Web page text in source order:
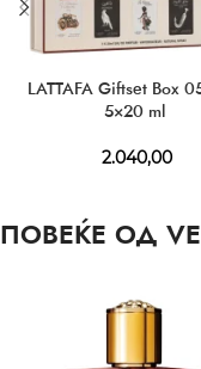
LATTAFA Giftset Box
5×20 ml
2.040,00
ПОВЕЌЕ ОД